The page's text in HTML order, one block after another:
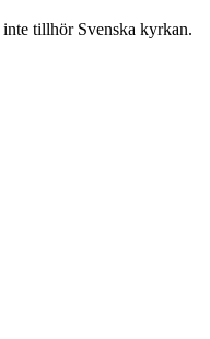
tillhör Svenska kyrkan.